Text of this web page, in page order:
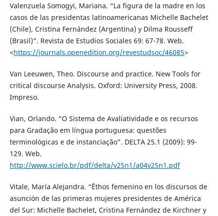
Valenzuela Somogyi, Mariana. “La figura de la madre en los
casos de las presidentas latinoamericanas Michelle Bachelet
(Chile), Cristina Fernández (Argentina) y Dilma Rousseff
(Brasil)”. Revista de Estudios Sociales 69: 67-78. Web.
<https://journals.openedition.org/revestudsoc/46085>
Van Leeuwen, Theo. Discourse and practice. New Tools for
critical discourse Analysis. Oxford: University Press, 2008.
Impreso.
Vian, Orlando. “O Sistema de Avaliatividade e os recursos
para Gradação em língua portuguesa: questões
terminológicas e de instanciação”. DELTA 25.1 (2009): 99-
129. Web.
http://www.scielo.br/pdf/delta/v25n1/a04v25n1.pdf
Vitale, María Alejandra. “Êthos femenino en los discursos de
asunción de las primeras mujeres presidentes de América
del Sur: Michelle Bachelet, Cristina Fernández de Kirchner y